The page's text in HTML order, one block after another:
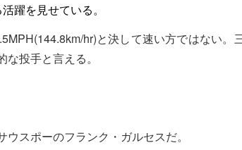
躍を見せている。
hr)と決して速い方ではない
投手と言える。
スポーのフランク・ガルセスだ。